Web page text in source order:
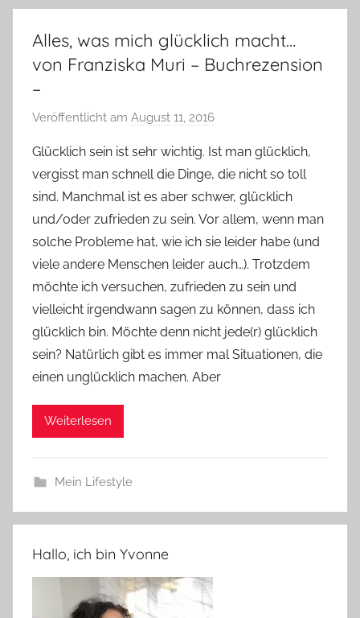
Alles, was mich glücklich macht…
von Franziska Muri – Buchrezension
–
Veröffentlicht am August 11, 2016
n
Y
v
o
n
n
e
Glücklich sein ist sehr wichtig. Ist man glücklich,
vergisst man schnell die Dinge, die nicht so toll
sind. Manchmal ist es aber schwer, glücklich
und/oder zufrieden zu sein. Vor allem, wenn man
solche Probleme hat, wie ich sie leider habe (und
viele andere Menschen leider auch…). Trotzdem
möchte ich versuchen, zufrieden zu sein und
vielleicht irgendwann sagen zu können, dass ich
glücklich bin. Möchte denn nicht jede(r) glücklich
sein? Natürlich gibt es immer mal Situationen, die
einen unglücklich machen. Aber
Weiterlesen
Mein Lifestyle
Hallo, ich bin Yvonne